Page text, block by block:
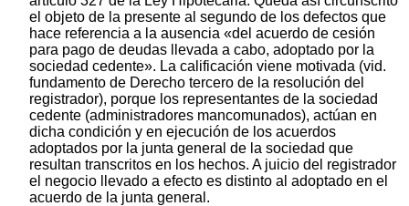
el objeto de la presente al segundo de los defectos que
hace referencia a la ausencia «del acuerdo de cesión
para pago de deudas llevada a cabo, adoptado por la
sociedad cedente». La calificación viene motivada (vid.
fundamento de Derecho tercero de la resolución del
registrador), porque los representantes de la sociedad
cedente (administradores mancomunados), actúan en
dicha condición y en ejecución de los acuerdos
adoptados por la junta general de la sociedad que
resultan transcritos en los hechos. A juicio del registrador
el negocio llevado a efecto es distinto al adoptado en el
acuerdo de la junta general.